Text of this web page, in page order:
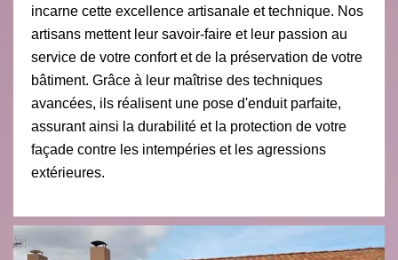
incarne cette excellence artisanale et technique. Nos
artisans mettent leur savoir-faire et leur passion au
service de votre confort et de la préservation de votre
bâtiment. Grâce à leur maîtrise des techniques
avancées, ils réalisent une pose d'enduit parfaite,
assurant ainsi la durabilité et la protection de votre
façade contre les intempéries et les agressions
extérieures.